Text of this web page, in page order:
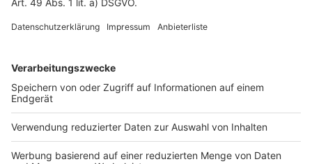
Services
Bauprojekt-Quiz
Häuser-Suche
Hausanbieter-Suche
Bauprojekt-Profil